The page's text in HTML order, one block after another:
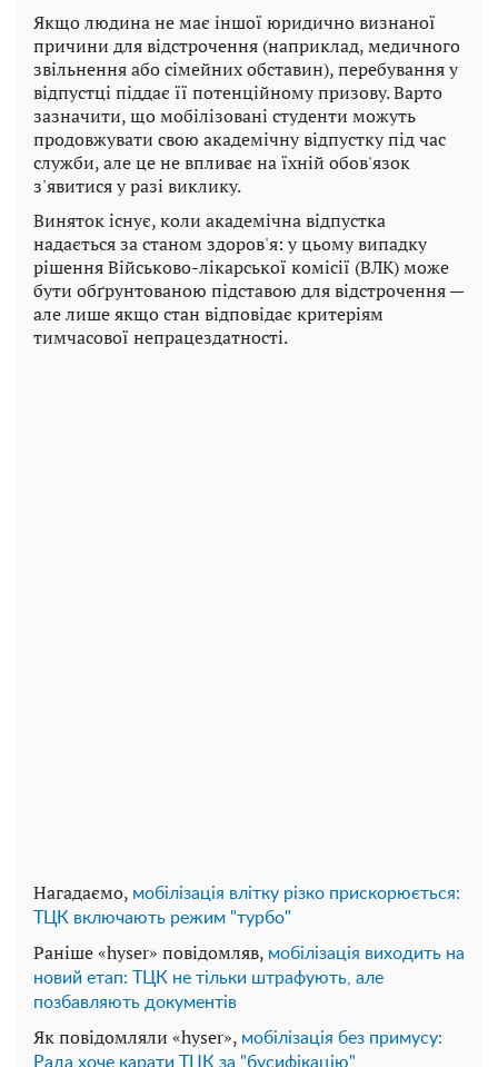
Якщо людина не має іншої юридично визнаної
причини для відстрочення (наприклад, медичного
звільнення або сімейних обставин), перебування у
відпустці піддає її потенційному призову. Варто
зазначити, що мобілізовані студенти можуть
продовжувати свою академічну відпустку під час
служби, але це не впливає на їхній обов'язок
з'явитися у разі виклику.
Виняток існує, коли академічна відпустка
надається за станом здоров'я: у цьому випадку
рішення Військово-лікарської комісії (ВЛК) може
бути обґрунтованою підставою для відстрочення —
але лише якщо стан відповідає критеріям
тимчасової непрацездатності.
Нагадаємо, мобілізація влітку різко прискорюється:
ТЦК включають режим "турбо"
Раніше «hyser» повідомляв, мобілізація виходить на
новий етап: ТЦК не тільки штрафують, але
позбавляють документів
Як повідомляли «hyser», мобілізація без примусу:
Рада хоче карати ТЦК за "бусифікацію"